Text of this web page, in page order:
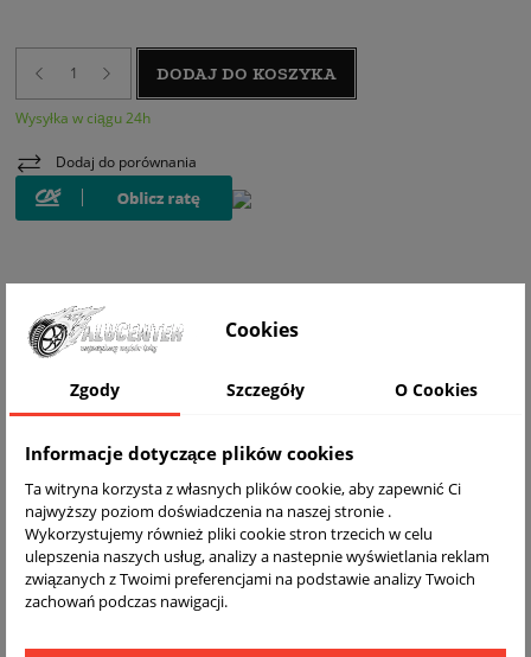
DODAJ DO KOSZYKA
Wysyłka w ciągu 24h
Dodaj do porównania
WIZUALIZACJA NA AUCIE
DARMOWA
BEZPŁATNY
PRODUKTU
Cookies
Zgody Szczegóły O Cookies
Informacje dotyczące plików cookies
Ta witryna korzysta z własnych plików cookie, aby zapewnić Ci
najwyższy poziom doświadczenia na naszej stronie .
Wykorzystujemy również pliki cookie stron trzecich w celu
ulepszenia naszych usług, analizy a nastepnie wyświetlania reklam
związanych z Twoimi preferencjami na podstawie analizy Twoich
zachowań podczas nawigacji.